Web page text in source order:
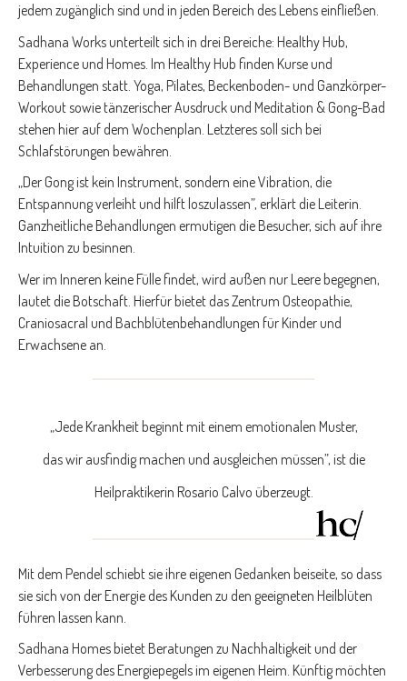
jedem zugänglich sind und in jeden Bereich des Lebens einfließen.
Sadhana Works unterteilt sich in drei Bereiche: Healthy Hub,
Experience und Homes. Im Healthy Hub finden Kurse und
Behandlungen statt. Yoga, Pilates, Beckenboden- und Ganzkörper-
Workout sowie tänzerischer Ausdruck und Meditation & Gong-Bad
stehen hier auf dem Wochenplan. Letzteres soll sich bei
Schlafstörungen bewähren.
„Der Gong ist kein Instrument, sondern eine Vibration, die
Entspannung verleiht und hilft loszulassen”, erklärt die Leiterin.
Ganzheitliche Behandlungen ermutigen die Besucher, sich auf ihre
Intuition zu besinnen.
Wer im Inneren keine Fülle findet, wird außen nur Leere begegnen,
lautet die Botschaft. Hierfür bietet das Zentrum Osteopathie,
Craniosacral und Bachblütenbehandlungen für Kinder und
Erwachsene an.
„Jede Krankheit beginnt mit einem emotionalen Muster,
das wir ausfindig machen und ausgleichen müssen”, ist die
Heilpraktikerin Rosario Calvo überzeugt.
Mit dem Pendel schiebt sie ihre eigenen Gedanken beiseite, so dass
sie sich von der Energie des Kunden zu den geeigneten Heilblüten
führen lassen kann.
Sadhana Homes bietet Beratungen zu Nachhaltigkeit und der
Verbesserung des Energiepegels im eigenen Heim. Künftig möchten